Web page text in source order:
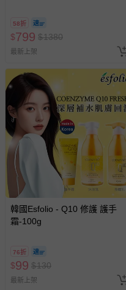
58折
$799 $1380
最新上架
韓國Esfolio - Q10 修護 護手
霜-100g
76折
$99 $130
最新上架